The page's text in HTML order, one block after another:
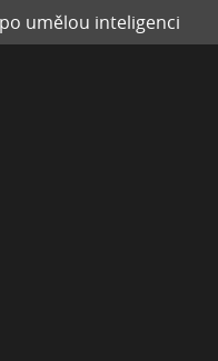
umělou inteligenci